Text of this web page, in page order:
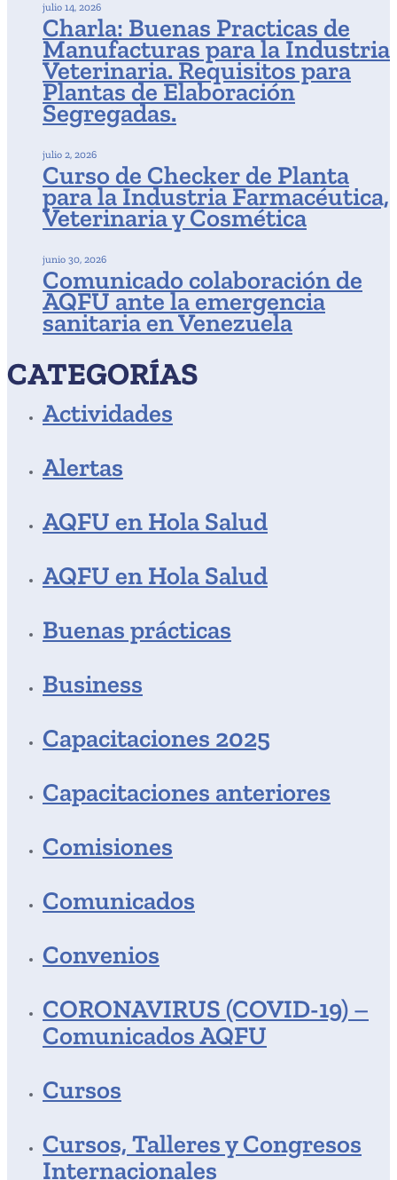
Charla: Buenas Practicas de
Manufacturas para la Industria
Veterinaria. Requisitos para
Plantas de Elaboración
Segregadas.
julio 14, 2026
Curso de Checker de Planta
para la Industria Farmacéutica,
Veterinaria y Cosmética
julio 2, 2026
Comunicado colaboración de
AQFU ante la emergencia
sanitaria en Venezuela
junio 30, 2026
CATEGORÍAS
Actividades
Alertas
AQFU en Hola Salud
AQFU en Hola Salud
Buenas prácticas
Business
Capacitaciones 2025
Capacitaciones anteriores
Comisiones
Comunicados
Convenios
CORONAVIRUS (COVID-19) –
Comunicados AQFU
Cursos
Cursos, Talleres y Congresos
Internacionales